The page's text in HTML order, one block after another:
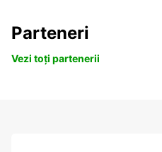
Parteneri
Vezi toți partenerii